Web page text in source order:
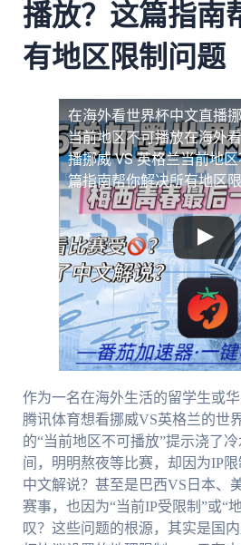
播放？这篇指南
有地区限制问题
在海外看世界杯中文直播
当前地区不可播放在海外
播挪威 VS 英格兰当前地
篇指南帮你解决所有地区
作为一名在海外生活的留学生或
腾讯体育想看挪威VS英格兰的世
的“当前地区不可播放”提示浇了
间，明明熬夜等比赛，却因为IP
中文解说？甚至是巴西VS日本、
赛事，也因为“当前IP受限制”或“
叹？这些问题的根源，其实是国